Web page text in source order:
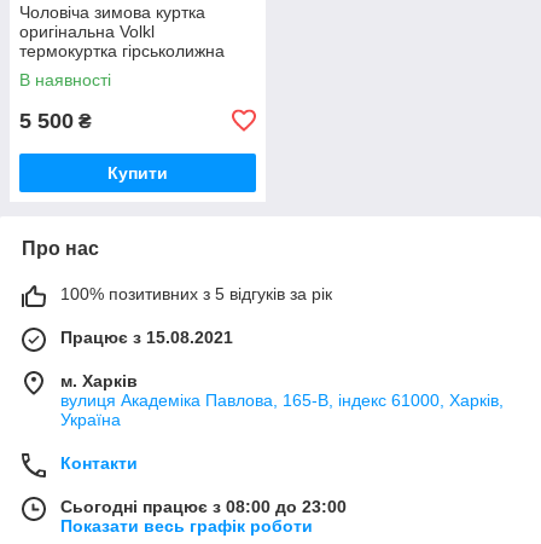
Чоловіча зимова куртка
оригінальна Volkl
термокуртка гірськолижна
тепла на зиму чорна
В наявності
5 500 ₴
Купити
Про нас
100% позитивних з 5 відгуків за рік
Працює з 15.08.2021
м. Харків
вулиця Академіка Павлова, 165-В, індекс 61000, Харків,
Україна
Контакти
Сьогодні працює з 08:00 до 23:00
Показати весь графік роботи